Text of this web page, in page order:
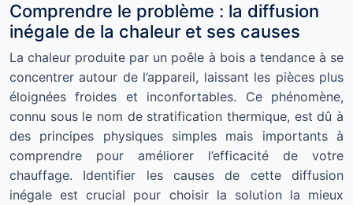
Comprendre le problème : la diffusion
inégale de la chaleur et ses causes
La chaleur produite par un poêle à bois a tendance à se
concentrer autour de l’appareil, laissant les pièces plus
éloignées froides et inconfortables. Ce phénomène,
connu sous le nom de stratification thermique, est dû à
des principes physiques simples mais importants à
comprendre pour améliorer l’efficacité de votre
chauffage. Identifier les causes de cette diffusion
inégale est crucial pour choisir la solution la mieux